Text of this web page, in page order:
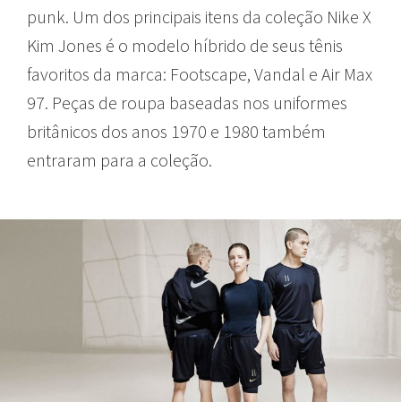
punk. Um dos principais itens da coleção Nike X
Kim Jones é o modelo híbrido de seus tênis
favoritos da marca: Footscape, Vandal e Air Max
97. Peças de roupa baseadas nos uniformes
britânicos dos anos 1970 e 1980 também
entraram para a coleção.